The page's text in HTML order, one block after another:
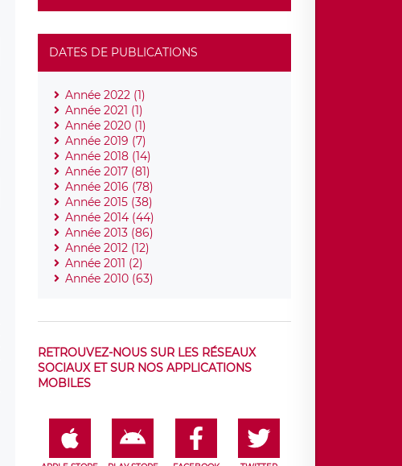
DATES DE PUBLICATIONS
Année 2022 (1)
Année 2021 (1)
Année 2020 (1)
Année 2019 (7)
Année 2018 (14)
Année 2017 (81)
Année 2016 (78)
Année 2015 (38)
Année 2014 (44)
Année 2013 (86)
Année 2012 (12)
Année 2011 (2)
Année 2010 (63)
RETROUVEZ-NOUS SUR LES RÉSEAUX
SOCIAUX ET SUR NOS APPLICATIONS
MOBILES